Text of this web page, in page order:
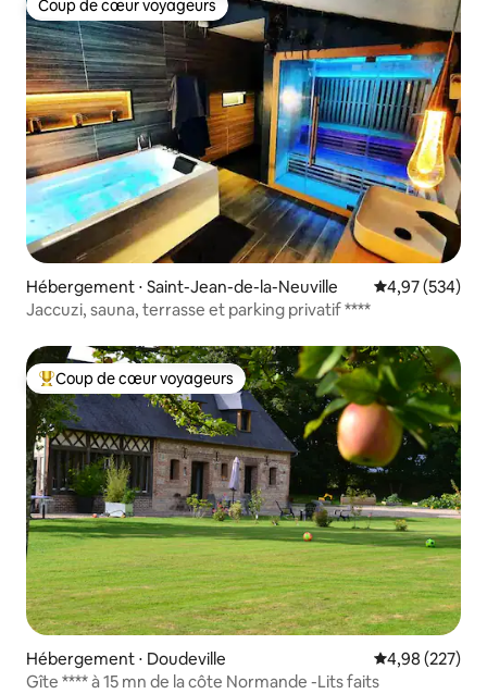
Coup de cœur voyageurs
Coup de cœur voyageurs
Hébergement ⋅ Saint-Jean-de-la-Neuville Évaluation
4,97 (534)
Jaccuzi, sauna, terrasse et parking privatif ****
Coups de cœur voyageurs les plus appréciés
Coup de cœur voyageurs
Hébergement ⋅ Doudeville Évaluation
4,98 (227)
Gîte **** à 15 mn de la côte Normande -Lits faits